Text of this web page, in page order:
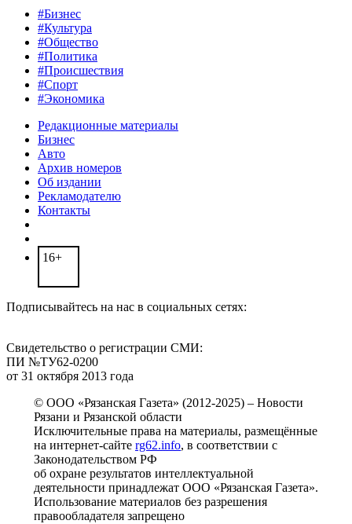
#Бизнес
#Культура
#Общество
#Политика
#Происшествия
#Спорт
#Экономика
Редакционные материалы
Бизнес
Авто
Архив номеров
Об издании
Рекламодателю
Контакты
16+
Подписывайтесь на нас в социальных сетях:
Свидетельство о регистрации СМИ:
ПИ №ТУ62-0200
от 31 октября 2013 года
© ООО «Рязанская Газета» (2012-2025) – Новости
Рязани и Рязанской области
Исключительные права на материалы, размещённые
на интернет-сайте rg62.info, в соответствии с
Законодательством РФ
об охране результатов интеллектуальной
деятельности принадлежат ООО «Рязанская Газета».
Использование материалов без разрешения
правообладателя запрещено